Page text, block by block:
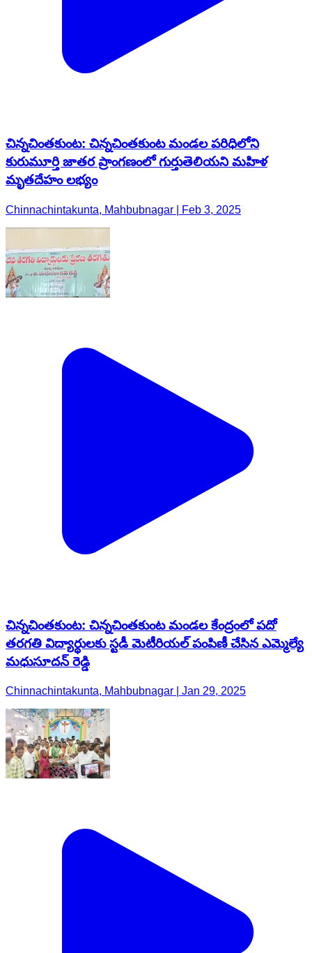
చిన్నచింతకుంట: చిన్నచింతకుంట మండల పరిధిలోని
కురుమూర్తి జాతర ప్రాంగణంలో గుర్తుతెలియని మహిళ
మృతదేహం లభ్యం
Chinnachintakunta, Mahbubnagar | Feb 3, 2025
చిన్నచింతకుంట: చిన్నచింతకుంట మండల కేంద్రంలో పదో
తరగతి విద్యార్థులకు స్టడీ మెటీరియల్ పంపిణీ చేసిన ఎమ్మెల్యే
మధుసూదన్ రెడ్డి
Chinnachintakunta, Mahbubnagar | Jan 29, 2025